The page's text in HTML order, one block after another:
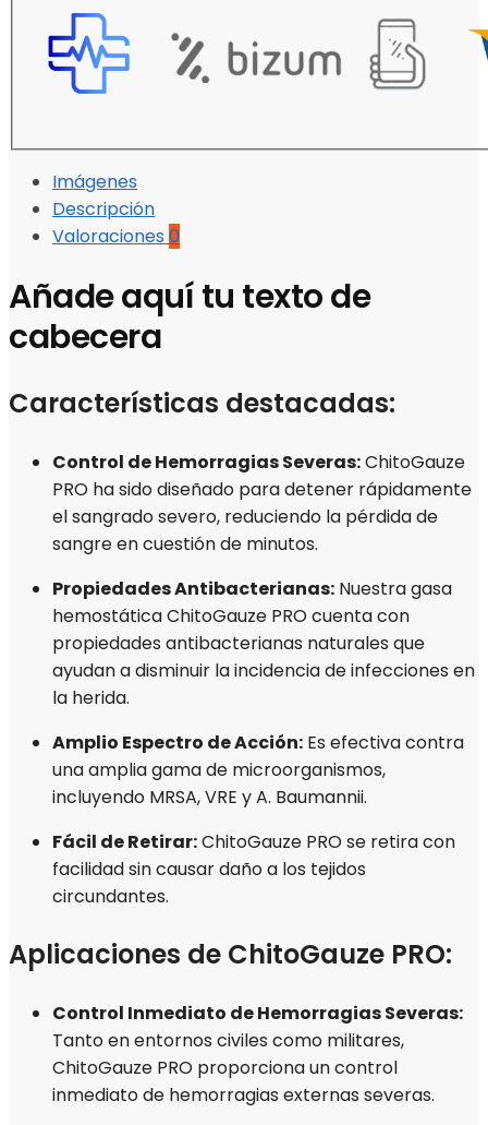
Imágenes
Descripción
Valoraciones 0
Añade aquí tu texto de
cabecera
Características destacadas:
Control de Hemorragias Severas:ChitoGauze
PRO ha sido diseñado para detener rápidamente
el sangrado severo, reduciendo la pérdida de
sangre en cuestión de minutos.
Propiedades Antibacterianas: Nuestra gasa
hemostática ChitoGauze PRO cuenta con
propiedades antibacterianas naturales que
ayudan a disminuir la incidencia de infecciones en
la herida.
Amplio Espectro de Acción: Es efectiva contra
una amplia gama de microorganismos,
incluyendo MRSA, VRE y A. Baumannii.
Fácil de Retirar:ChitoGauze PRO se retira con
facilidad sin causar daño a los tejidos
circundantes.
Aplicaciones de ChitoGauze PRO:
Control Inmediato de Hemorragias Severas:
Tanto en entornos civiles como militares,
ChitoGauze PRO proporciona un control
inmediato de hemorragias externas severas.